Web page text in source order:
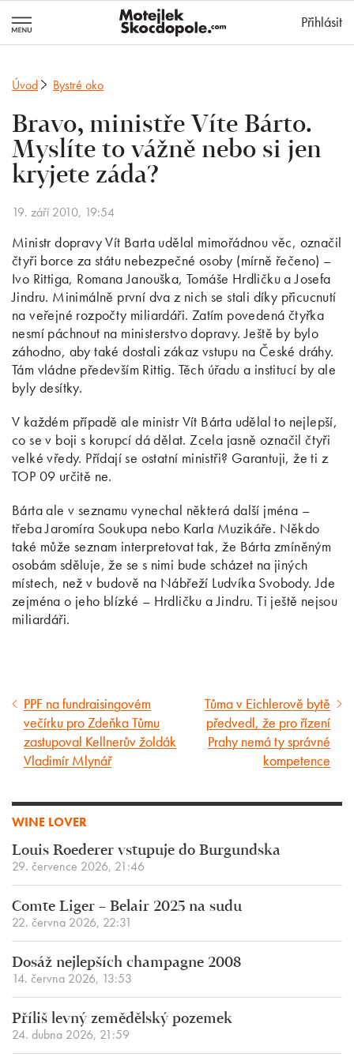
Přihlásit
Úvod Bystré oko
Bravo, ministře Víte Bárto.
Myslíte to vážně nebo si jen
kryjete záda?
19. září 2010, 19:54
Ministr dopravy Vít Barta udělal mimořádnou věc, označil
čtyři borce za státu nebezpečné osoby (mírně řečeno) –
Ivo Rittiga, Romana Janouška, Tomáše Hrdličku a Josefa
Jindru. Minimálně první dva z nich se stali díky přicucnutí
na veřejné rozpočty miliardáři. Zatím povedená čtyřka
nesmí páchnout na ministerstvo dopravy. Ještě by bylo
záhodno, aby také dostali zákaz vstupu na České dráhy.
Tám vládne především Rittig. Těch úřadu a institucí by ale
byly desítky.
V každém případě ale ministr Vít Bárta udělal to nejlepší,
co se v boji s korupcí dá dělat. Zcela jasně označil čtyři
velké vředy. Přídají se ostatní ministři? Garantuji, že ti z
TOP 09 určitě ne.
Bárta ale v seznamu vynechal některá další jména –
třeba Jaromíra Soukupa nebo Karla Muzikáře. Někdo
také může seznam interpretovat tak, že Bárta zmíněným
osobám sděluje, že se s nimi bude scházet na jiných
místech, než v budově na Nábřeží Ludvíka Svobody. Jde
zejména o jeho blízké – Hrdličku a Jindru. Ti ještě nejsou
miliardáři.
Předcházející
článek
PPF na fundraisingovém
večírku pro Zdeňka Tůmu
zastupoval Kellnerův žoldák
Vladimír Mlynář
Následující
článek
Tůma v Eichlerově bytě
předvedl, že pro řízení
Prahy nemá ty správné
kompetence
WINE LOVER
Louis Roederer vstupuje do Burgundska
29. července 2026, 21:46
Comte Liger – Belair 2025 na sudu
22. června 2026, 22:31
Dosáž nejlepších champagne 2008
14. června 2026, 13:53
Příliš levný zemědělský pozemek
24. dubna 2026, 21:59